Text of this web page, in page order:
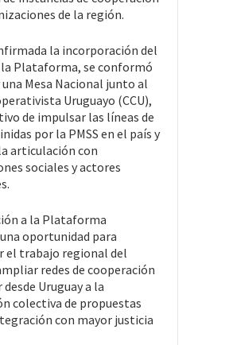
de la región.
la incorporación del
Plataforma, se conformó
una Mesa Nacional junto al
Uruguayo (CCU),
de impulsar las líneas de
por la PMSS en el país y
articulación con
sociales y actores
a la Plataforma
oportunidad para
el trabajo regional del
redes de cooperación
Uruguay a la
colectiva de propuestas
con mayor justicia